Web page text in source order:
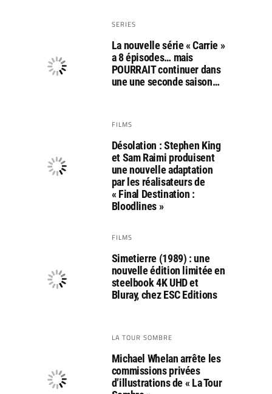
SERIES
La nouvelle série « Carrie »
a 8 épisodes… mais
POURRAIT continuer dans
une une seconde saison…
FILMS
Désolation : Stephen King
et Sam Raimi produisent
une nouvelle adaptation
par les réalisateurs de
« Final Destination :
Bloodlines »
FILMS
Simetierre (1989) : une
nouvelle édition limitée en
steelbook 4K UHD et
Bluray, chez ESC Editions
LA TOUR SOMBRE
Michael Whelan arrête les
commissions privées
d’illustrations de « La Tour